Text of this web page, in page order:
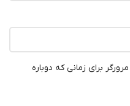
برای زمانی که دوباره